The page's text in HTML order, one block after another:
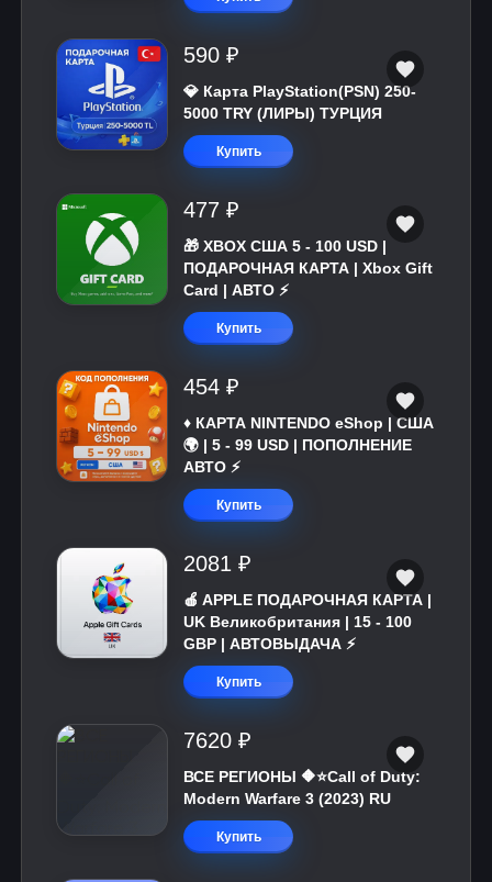
590 ₽
💎 Карта PlayStation(PSN) 250-
5000 TRY (ЛИРЫ) ТУРЦИЯ
Купить
477 ₽
🎁 XBOX США 5 - 100 USD |
ПОДАРОЧНАЯ КАРТА | Xbox Gift
Card | АВТО ⚡
Купить
454 ₽
♦️ КАРТА NINTENDO eShop | США
🌍 | 5 - 99 USD | ПОПОЛНЕНИЕ
АВТО ⚡
Купить
2081 ₽
🍎 APPLE ПОДАРОЧНАЯ КАРТА |
UK Великобритания | 15 - 100
GBP | АВТОВЫДАЧА ⚡️
Купить
7620 ₽
ВСЕ РЕГИОНЫ 🔶⭐Call of Duty:
Modern Warfare 3 (2023) RU
Купить